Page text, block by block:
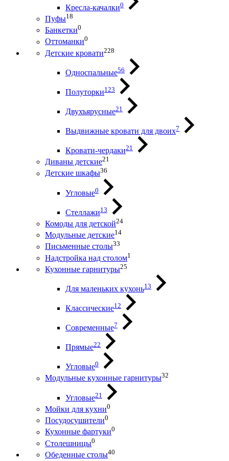
Кресла-качалки0
Пуфы18
Банкетки0
Оттоманки0
Детские кровати228
Односпальные56
Полуторки123
Двухъярусные21
Выдвижные кровати для двоих7
Кровати-чердаки21
Диваны детские21
Детские шкафы36
Угловые0
Стеллажи13
Комоды для детской24
Модульные детские14
Письменные столы33
Надстройка над столом1
Кухонные гарнитуры25
Для маленьких кухонь13
Классические12
Современные7
Прямые22
Угловые0
Модульные кухонные гарнитуры32
Угловые21
Мойки для кухни0
Посудосушители0
Кухонные фартуки0
Столешницы0
Обеденные столы40